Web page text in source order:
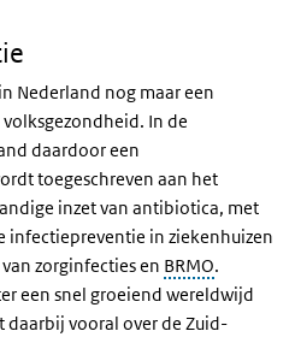
Nederland nog maar een
In de
daardoor een
toegeschreven aan het
inzet van antibiotica, met
infectiepreventie in ziekenhuizen
zorginfecties en BRMO.
een snel groeiend wereldwijd
daarbij vooral over de Zuid-